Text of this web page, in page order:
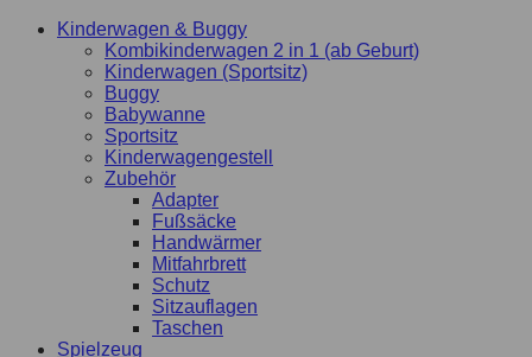
Kinderwagen & Buggy
Kombikinderwagen 2 in 1 (ab Geburt)
Kinderwagen (Sportsitz)
Buggy
Babywanne
Sportsitz
Kinderwagengestell
Zubehör
Adapter
Fußsäcke
Handwärmer
Mitfahrbrett
Schutz
Sitzauflagen
Taschen
Spielzeug